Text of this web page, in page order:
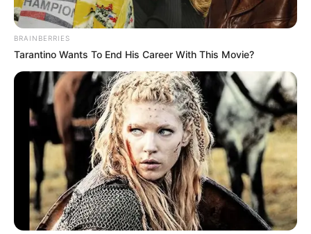
Pedaço de madeira em formato retangular
Lixa para madeira n° 120
Tinta acrílica – com a cor de sua preferência
Tintas em spray – com as cores de sua
preferência
Primer em spray multiuso
Jornal – para proteger a superfície
Fita adesiva ou papel contact
Cola quente
BRAINBERRIES
Tarantino Wants To End His Career With This Movie?